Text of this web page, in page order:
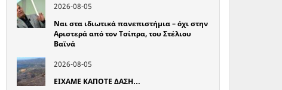
2026-08-05
Ναι στα ιδιωτικά πανεπιστήμια – όχι στην
Αριστερά από τον Τσίπρα, του Στέλιου
Βαϊνά
2026-08-05
ΕΙΧΑΜΕ ΚΑΠΟΤΕ ΔΑΣΗ…